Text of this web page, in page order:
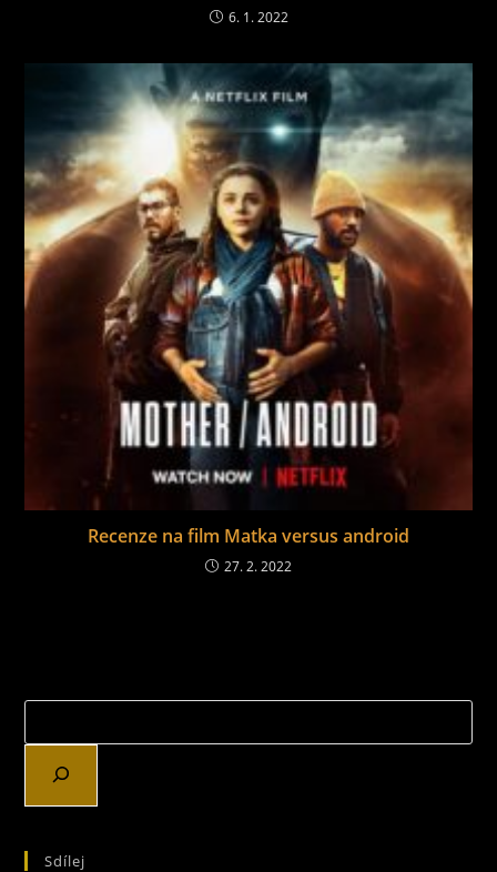
6. 1. 2022
Recenze na film Matka versus android
27. 2. 2022
Sdílej